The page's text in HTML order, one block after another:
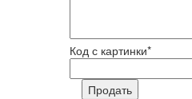
Код с картинки*
Продать